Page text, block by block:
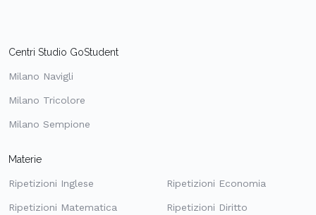
Centri Studio GoStudent
Milano Navigli
Milano Tricolore
Milano Sempione
Materie
Ripetizioni Inglese
Ripetizioni Matematica
Ripetizioni Economia
Ripetizioni Diritto